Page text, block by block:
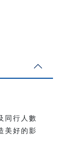
同行人數
美好的影